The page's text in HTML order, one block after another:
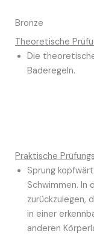
Bronze
Theoretische
Die
Baderegeln.
Praktische
Sprung
Schwimmen. In
zurückzulegen,
in einer
anderen